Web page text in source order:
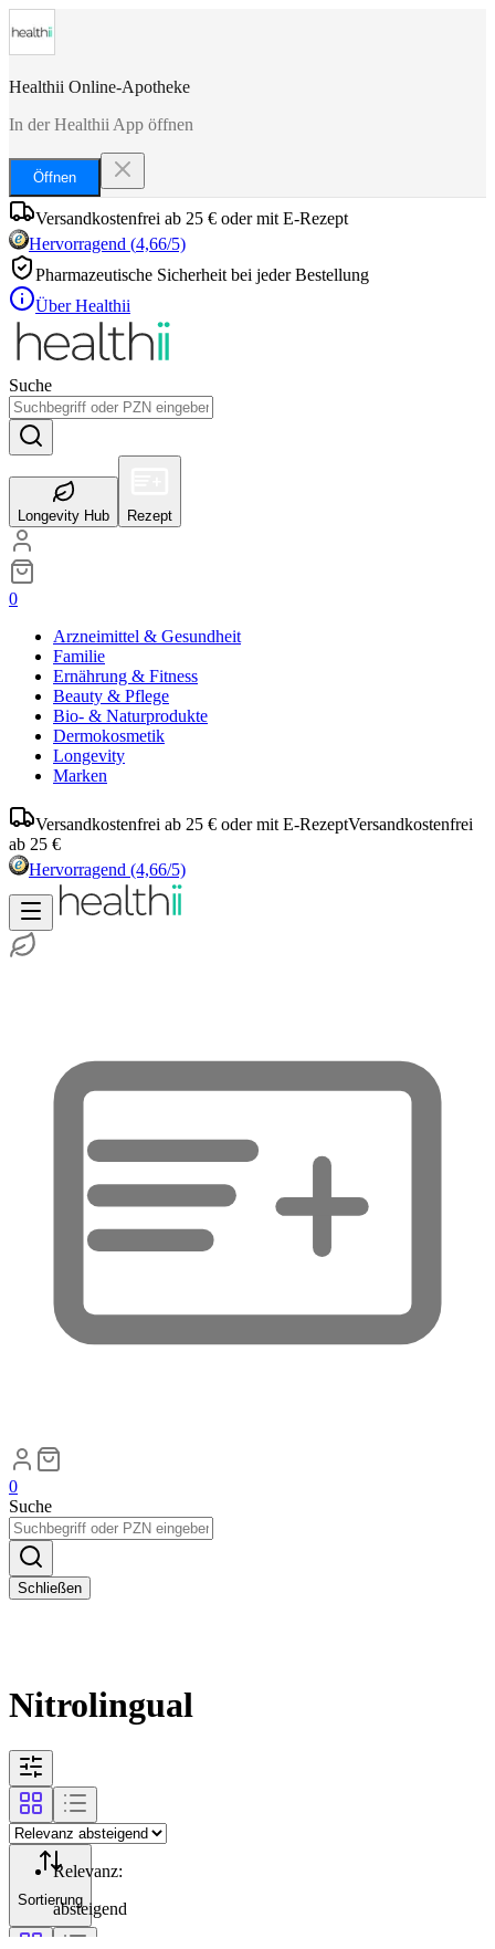
Healthii Online-Apotheke
In der Healthii App öffnen
Öffnen
Versandkostenfrei ab 25 € oder mit E-Rezept
Hervorragend (4,66/5)
Pharmazeutische Sicherheit bei jeder Bestellung
Über Healthii
Suche
Longevity Hub Rezept
0
Arzneimittel & Gesundheit
Familie
Ernährung & Fitness
Beauty & Pflege
Bio- & Naturprodukte
Dermokosmetik
Longevity
Marken
Versandkostenfrei ab 25 € oder mit E-RezeptVersandkostenfrei
ab 25 €
Hervorragend (4,66/5)
0
Suche
Schließen
Nitrolingual
Sortierung
Relevanz:
absteigend